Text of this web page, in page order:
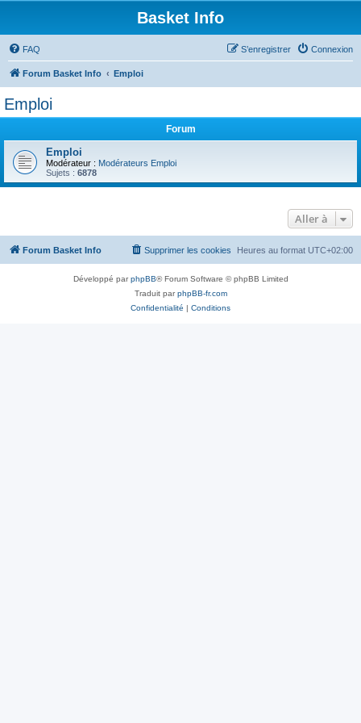
Basket Info
FAQ Connexion
S’enregistrer
Forum Basket Info Emploi
Emploi
Forum
Emploi
Modérateur : Modérateurs Emploi
Sujets : 6878
Aller à
Forum Basket Info Heures au format UTC+02:00
Supprimer les cookies
Développé parphpBB® Forum Software © phpBB Limited
Traduit parphpBB-fr.com
Confidentialité | Conditions